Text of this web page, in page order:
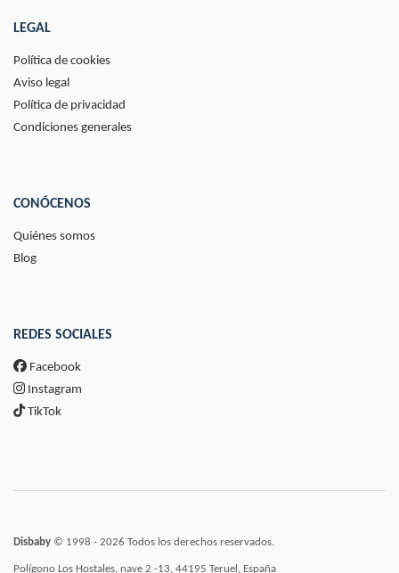
LEGAL
Política de cookies
Aviso legal
Política de privacidad
Condiciones generales
CONÓCENOS
Quiénes somos
Blog
REDES SOCIALES
Facebook
Instagram
TikTok
Disbaby © 1998 - 2026 Todos los derechos reservados.
Polígono Los Hostales, nave 2 -13, 44195 Teruel, España